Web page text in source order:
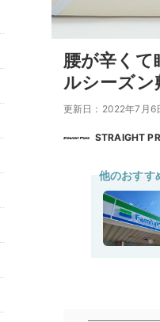
腰が辛くて
ルシーズン
更新日：2022年7月6
STRAIGHT
他のおすす